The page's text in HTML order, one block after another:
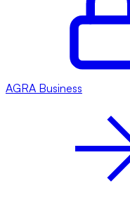
AGRA Business